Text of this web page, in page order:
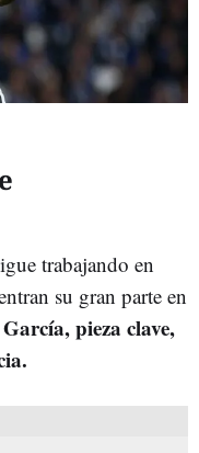
trabajando en
su gran parte en
pieza clave,